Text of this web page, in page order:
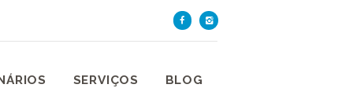
SERVIÇOS BLOG
DE SÃO PAULO